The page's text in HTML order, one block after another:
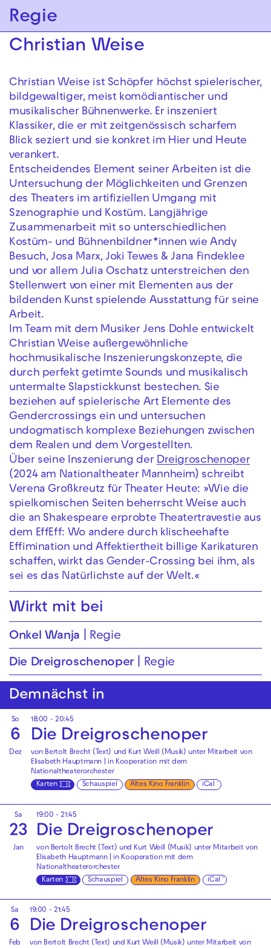
Zur Hauptnavigation springen
Zum Hauptinhalt springen
Regie
Christian Weise
Christian Weise ist Schöpfer höchst spielerischer,
bildgewaltiger, meist komödiantischer und
musikalischer Bühnenwerke. Er inszeniert
Klassiker, die er mit zeitgenössisch scharfem
Blick seziert und sie konkret im Hier und Heute
verankert.
Entscheidendes Element seiner Arbeiten ist die
Untersuchung der Möglichkeiten und Grenzen
des Theaters im artifiziellen Umgang mit
Szenographie und Kostüm. Langjährige
Zusammenarbeit mit so unterschiedlichen
Kostüm- und Bühnenbildner*innen wie Andy
Besuch, Josa Marx, Joki Tewes & Jana Findeklee
und vor allem Julia Oschatz unterstreichen den
Stellenwert von einer mit Elementen aus der
bildenden Kunst spielende Ausstattung für seine
Arbeit.
Im Team mit dem Musiker Jens Dohle entwickelt
Christian Weise außergewöhnliche
hochmusikalische Inszenierungskonzepte, die
durch perfekt getimte Sounds und musikalisch
untermalte Slapstickkunst bestechen. Sie
beziehen auf spielerische Art Elemente des
Gendercrossings ein und untersuchen
undogmatisch komplexe Beziehungen zwischen
dem Realen und dem Vorgestellten.
Über seine Inszenierung der Dreigroschenoper
(2024 am Nationaltheater Mannheim) schreibt
Verena Großkreutz für Theater Heute: »Wie die
spielkomischen Seiten beherrscht Weise auch
die an Shakespeare erprobte Theatertravestie aus
dem EffEff: Wo andere durch klischeehafte
Effimination und Affektiertheit billige Karikaturen
schaffen, wirkt das Gender-Crossing bei ihm, als
sei es das Natürlichste auf der Welt.«
Wirkt mit bei
Onkel Wanja Regie
Die Drei­groschen­oper Regie
Demnächst in
So
6
Dez
18:00 - 20:45
Die Drei­groschen­oper
von Bertolt Brecht (Text) und Kurt Weill (Musik) unter Mitarbeit von
Elisabeth Hauptmann | in Kooperation mit dem
Nationaltheaterorchester
Karten
Schauspiel Altes Kino Franklin iCal
Sa
23
Jan
19:00 - 21:45
Die Drei­groschen­oper
von Bertolt Brecht (Text) und Kurt Weill (Musik) unter Mitarbeit von
Elisabeth Hauptmann | in Kooperation mit dem
Nationaltheaterorchester
Karten
Schauspiel Altes Kino Franklin iCal
Sa
6
Feb
19:00 - 21:45
Die Drei­groschen­oper
von Bertolt Brecht (Text) und Kurt Weill (Musik) unter Mitarbeit von